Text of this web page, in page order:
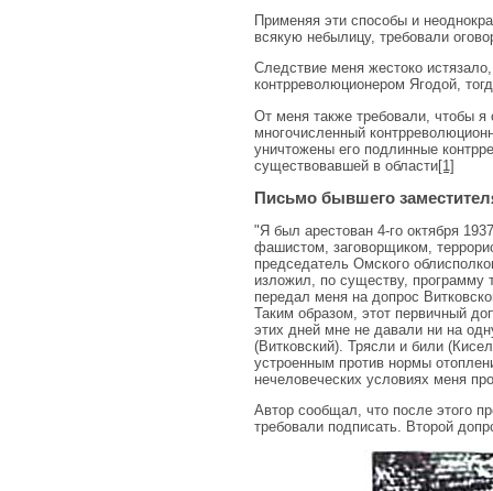
Применяя эти способы и
всякую небылицу, требовали
Следствие меня жестоко
контрреволюционером Ягодой,
От меня также требовали, чтобы я
многочисленный
уничтожены его подлинные
существовавшей в области[1]
Письмо бывшего
"Я был арестован 4-го октября
фашистом, заговорщиком,
председатель Омского
изложил, по существу, программу
передал меня на допрос
Таким образом, этот первичный
этих дней мне не давали ни на
(Витковский). Трясли и били
устроенным против нормы
нечеловеческих условиях меня
Автор сообщал, что после этого
требовали подписать. Второй